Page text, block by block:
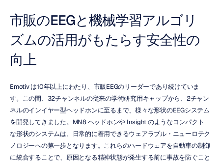
市販のEEGと機械学習アルゴリ
ズムの活用がもたらす安全性の
向上
Emotiv は10年以上にわたり、市販EEGのリーダーであり続けていま
す。この間、32チャンネルの従来の学術研究用キャップから、2チャン
ネルのインイヤー型ヘッドホンに至るまで、様々な形状のEEGシステム
を開発してきました。MN8 ヘッドホンや Insight のようなコンパクト
な形状のシステムは、日常的に着用できるウェアラブル・ニューロテク
ノロジーへの第一歩となります。これらのハードウェアを自動車の制御
に統合することで、原因となる精神状態が発生する前に事故を防ぐこと